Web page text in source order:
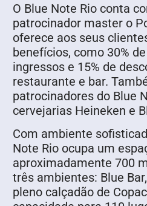
O Blue Note Rio conta
patrocinador master o
oferece aos seus
benefícios, como 30%
ingressos e 15% de
restaurante e bar.
patrocinadores do Blue
cervejarias Heineken e
Com ambiente
Note Rio ocupa um
aproximadamente 700
três ambientes: Blue
pleno calçadão de